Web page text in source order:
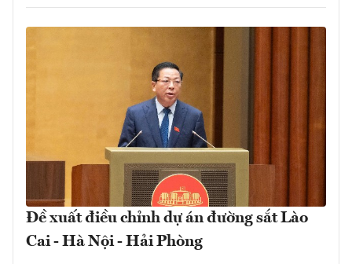
Đề xuất điều chỉnh dự án đường sắt Lào
Cai - Hà Nội - Hải Phòng